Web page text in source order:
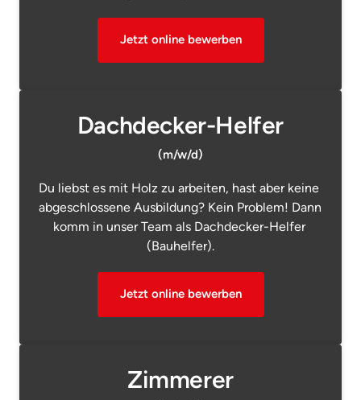
Jetzt online bewerben
Dachdecker-Helfer
(m/w/d)
Du liebst es mit Holz zu arbeiten, hast aber keine
abgeschlossene Ausbildung? Kein Problem! Dann
komm in unser Team als Dachdecker-Helfer
(Bauhelfer).
Jetzt online bewerben
Zimmerer